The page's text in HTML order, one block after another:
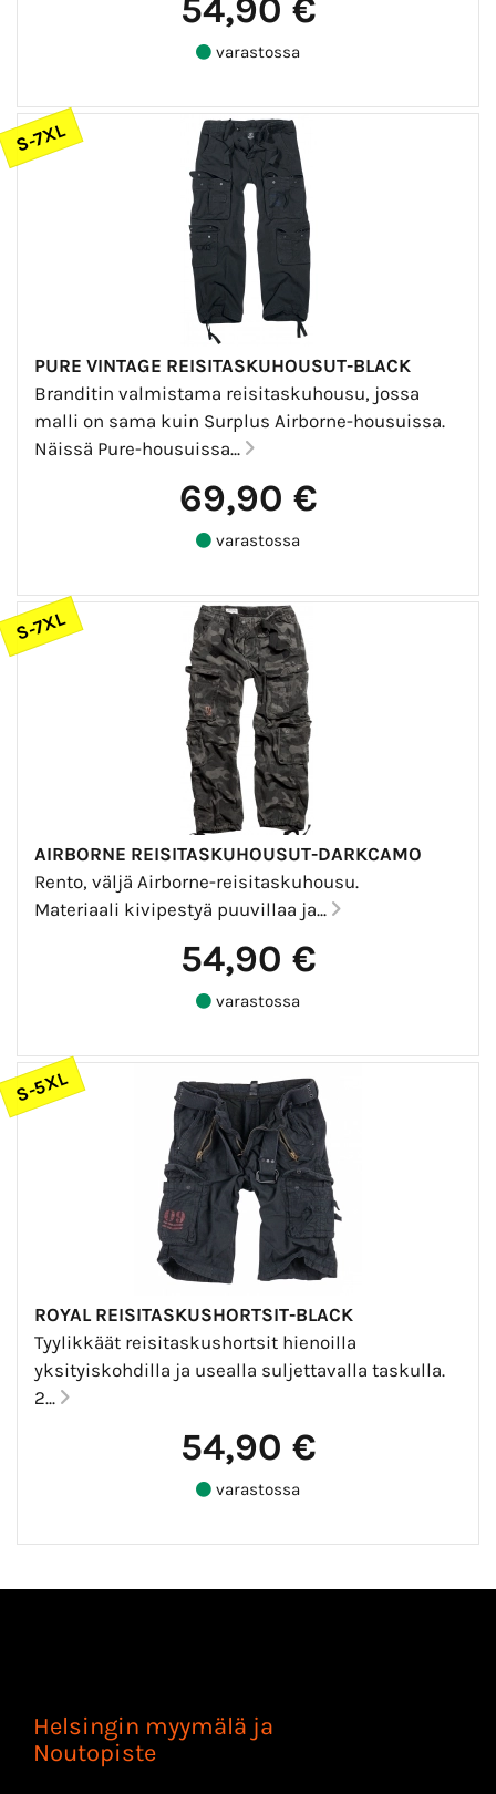
54,90 €
varastossa
S-7XL
PURE VINTAGE REISITASKUHOUSUT-BLACK
Branditin valmistama reisitaskuhousu, jossa
malli on sama kuin Surplus Airborne-housuissa.
Näissä Pure-housuissa...
69,90 €
varastossa
S-7XL
AIRBORNE REISITASKUHOUSUT-DARKCAMO
Rento, väljä Airborne-reisitaskuhousu.
Materiaali kivipestyä puuvillaa ja...
54,90 €
varastossa
S-5XL
ROYAL REISITASKUSHORTSIT-BLACK
Tyylikkäät reisitaskushortsit hienoilla
yksityiskohdilla ja usealla suljettavalla taskulla.
2...
54,90 €
varastossa
Helsingin myymälä ja
Noutopiste